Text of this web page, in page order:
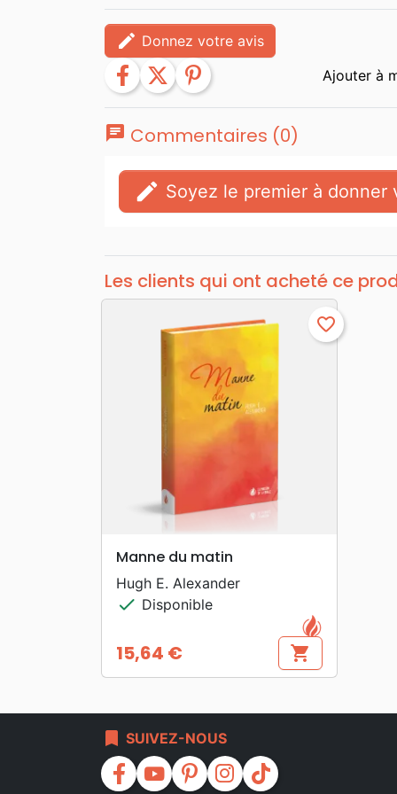
edit Donnez votre avis
facebook twitter pinterest
chat Commentaires (0)
edit Soyez le premier à donner
Les clients qui ont acheté ce
search APERÇU RAPIDE
favorite_border
Manne du matin
Hugh E. Alexander
check Disponible
Prix
15,64 € shopping_cart
bookmark SUIVEZ-NOUS
facebook youtube pinterest instagram tiktok